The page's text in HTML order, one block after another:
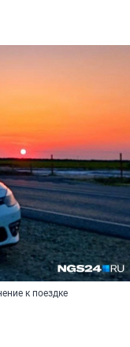
к поездке